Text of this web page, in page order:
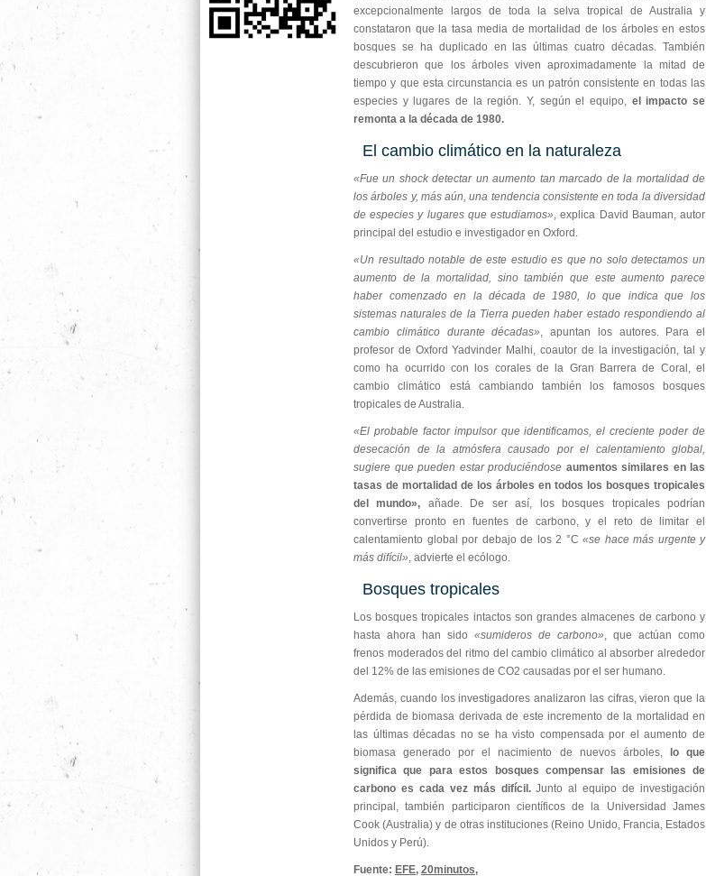
excepcionalmente largos de toda la selva tropical de Australia y
constataron que la tasa media de mortalidad de los árboles en estos
bosques se ha duplicado en las últimas cuatro décadas. También
descubrieron que los árboles viven aproximadamente la mitad de
tiempo y que esta circunstancia es un patrón consistente en todas las
especies y lugares de la región. Y, según el equipo, el impacto se
remonta a la década de 1980.
El cambio climático en la naturaleza
«Fue un shock detectar un aumento tan marcado de la mortalidad de
los árboles y, más aún, una tendencia consistente en toda la diversidad
de especies y lugares que estudiamos», explica David Bauman, autor
principal del estudio e investigador en Oxford.
«Un resultado notable de este estudio es que no solo detectamos un
aumento de la mortalidad, sino también que este aumento parece
haber comenzado en la década de 1980, lo que indica que los
sistemas naturales de la Tierra pueden haber estado respondiendo al
cambio climático durante décadas», apuntan los autores. Para el
profesor de Oxford Yadvinder Malhi, coautor de la investigación, tal y
como ha ocurrido con los corales de la Gran Barrera de Coral, el
cambio climático está cambiando también los famosos bosques
tropicales de Australia.
«El probable factor impulsor que identificamos, el creciente poder de
desecación de la atmósfera causado por el calentamiento global,
sugiere que pueden estar produciéndose aumentos similares en las
tasas de mortalidad de los árboles en todos los bosques tropicales
del mundo», añade. De ser así, los bosques tropicales podrían
convertirse pronto en fuentes de carbono, y el reto de limitar el
calentamiento global por debajo de los 2 °C «se hace más urgente y
más difícil», advierte el ecólogo.
Bosques tropicales
Los bosques tropicales intactos son grandes almacenes de carbono y
hasta ahora han sido «sumideros de carbono», que actúan como
frenos moderados del ritmo del cambio climático al absorber alrededor
del 12% de las emisiones de CO2 causadas por el ser humano.
Además, cuando los investigadores analizaron las cifras, vieron que la
pérdida de biomasa derivada de este incremento de la mortalidad en
las últimas décadas no se ha visto compensada por el aumento de
biomasa generado por el nacimiento de nuevos árboles,lo que
significa que para estos bosques compensar las emisiones de
carbono es cada vez más difícil.Junto al equipo de investigación
principal, también participaron científicos de la Universidad James
Cook (Australia) y de otras instituciones (Reino Unido, Francia, Estados
Unidos y Perú).
Fuente: EFE, 20minutos,